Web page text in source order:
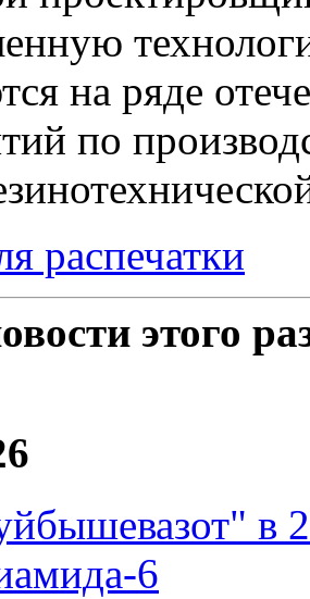
на ряде
по
распечатки
этого
в
6